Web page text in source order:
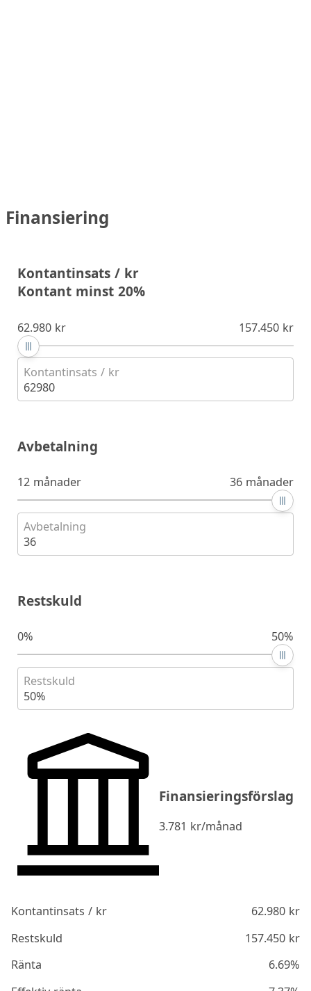
Finansiering
Kontantinsats / kr
Kontant minst 20%
62.980 kr 157.450 kr
Kontantinsats / kr
62980
Avbetalning
12 månader 36 månader
Avbetalning
36
Restskuld
0% 50%
Restskuld
50%
Finansieringsförslag
3.781 kr/månad
Kontantinsats / kr 62.980kr
Restskuld
157.450kr
Ränta
6.69%